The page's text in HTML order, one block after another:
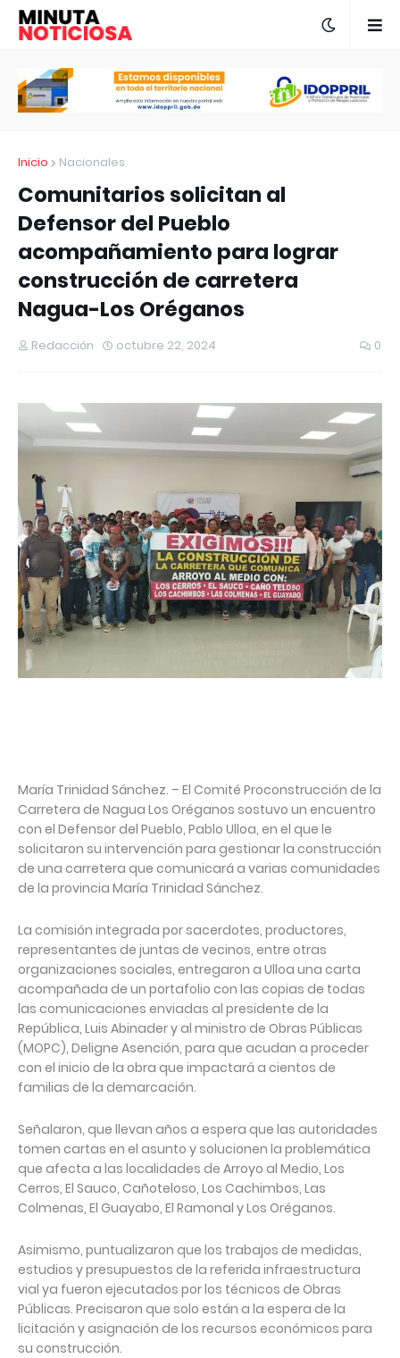
Inicio Nacionales
Comunitarios solicitan al
Defensor del Pueblo
acompañamiento para lograr
construcción de carretera
Nagua-Los Oréganos
Redacción octubre 22, 2024 0
María Trinidad Sánchez. – El Comité Proconstrucción de la
Carretera de Nagua Los Oréganos sostuvo un encuentro
con el Defensor del Pueblo, Pablo Ulloa, en el que le
solicitaron su intervención para gestionar la construcción
de una carretera que comunicará a varias comunidades
de la provincia María Trinidad Sánchez.
La comisión integrada por sacerdotes, productores,
representantes de juntas de vecinos, entre otras
organizaciones sociales, entregaron a Ulloa una carta
acompañada de un portafolio con las copias de todas
las comunicaciones enviadas al presidente de la
República, Luis Abinader y al ministro de Obras Públicas
(MOPC), Deligne Asención, para que acudan a proceder
con el inicio de la obra que impactará a cientos de
familias de la demarcación.
Señalaron, que llevan años a espera que las autoridades
tomen cartas en el asunto y solucionen la problemática
que afecta a las localidades de Arroyo al Medio, Los
Cerros, El Sauco, Cañoteloso, Los Cachimbos, Las
Colmenas, El Guayabo, El Ramonal y Los Oréganos.
Asimismo, puntualizaron que los trabajos de medidas,
estudios y presupuestos de la referida infraestructura
vial ya fueron ejecutados por los técnicos de Obras
Públicas. Precisaron que solo están a la espera de la
licitación y asignación de los recursos económicos para
su construcción.